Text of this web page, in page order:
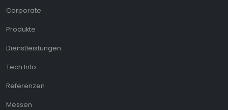
Corporate
Produkte
Dienstleistungen
Tech Info
Referenzen
Messen